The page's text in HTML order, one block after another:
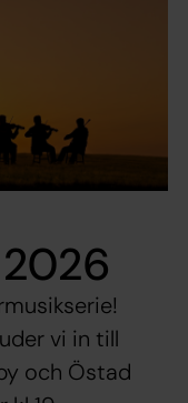
vi in till
och Östad